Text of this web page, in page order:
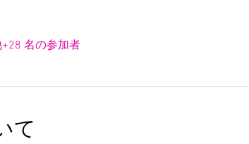
名の参加者
て